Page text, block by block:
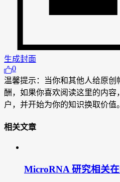
生成封面
0
温馨提示：当你和其他人给原创
酬，如果你喜欢阅读这里的内
户，并开始为你的知识换取价值。
相关文章
MicroRNA 研究相关在